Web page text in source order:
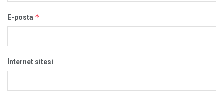
E-posta *
İnternet sitesi